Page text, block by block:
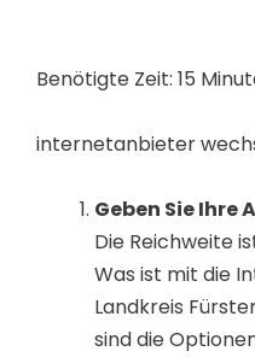
Benötigte Zeit: 15
internetanbieter
Geben Sie Ihre
Die Reichweite
Was ist mit die
Landkreis
sind die